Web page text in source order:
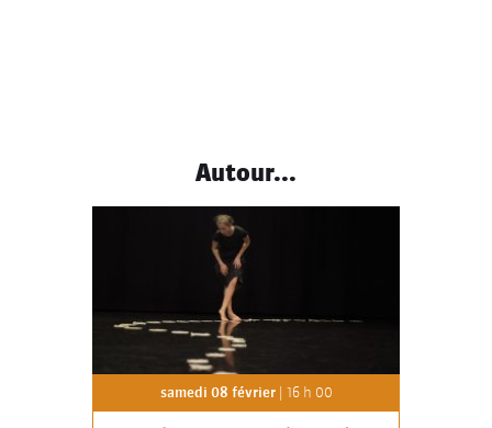
Autour...
samedi 08 février| 16 h 00